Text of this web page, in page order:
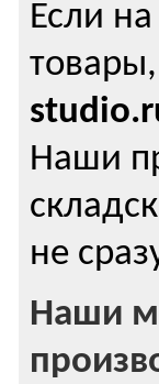
Если
Наши
не
Наши